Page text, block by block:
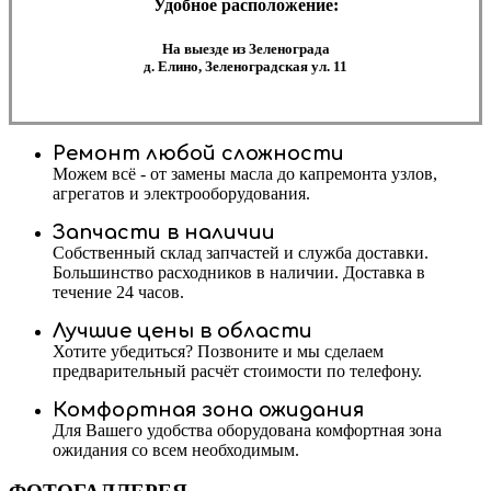
Удобное расположение:
На выезде из Зеленограда
д. Елино, Зеленоградская ул. 11
Ремонт любой сложности
Можем всё - от замены масла до капремонта узлов,
агрегатов и электрооборудования.
Запчасти в наличии
Собственный склад запчастей и служба доставки.
Большинство расходников в наличии. Доставка в
течение 24 часов.
Лучшие цены в области
Хотите убедиться? Позвоните и мы сделаем
предварительный расчёт стоимости по телефону.
Комфортная зона ожидания
Для Вашего удобства оборудована комфортная зона
ожидания со всем необходимым.